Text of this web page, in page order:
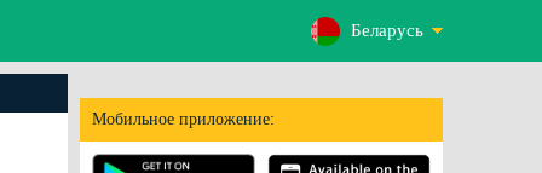
Беларусь
Мобильное приложение: